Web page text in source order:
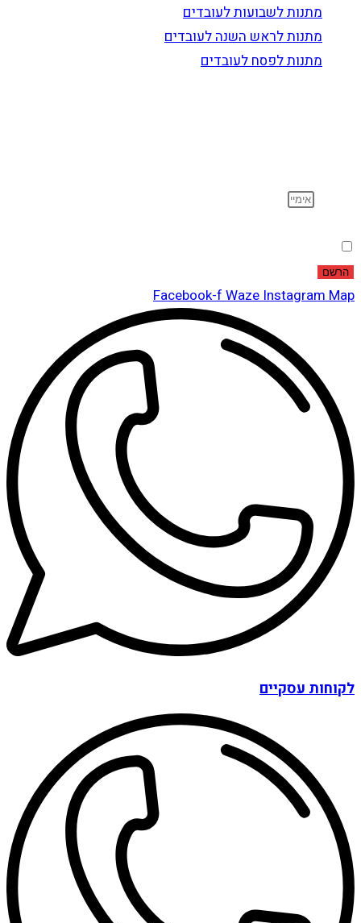
מתנות לשבועות לעובדים
מתנות לראש השנה לעובדים
מתנות לפסח לעובדים
הרשם
Facebook-fWazeInstagramMap
לקוחות עסקיים